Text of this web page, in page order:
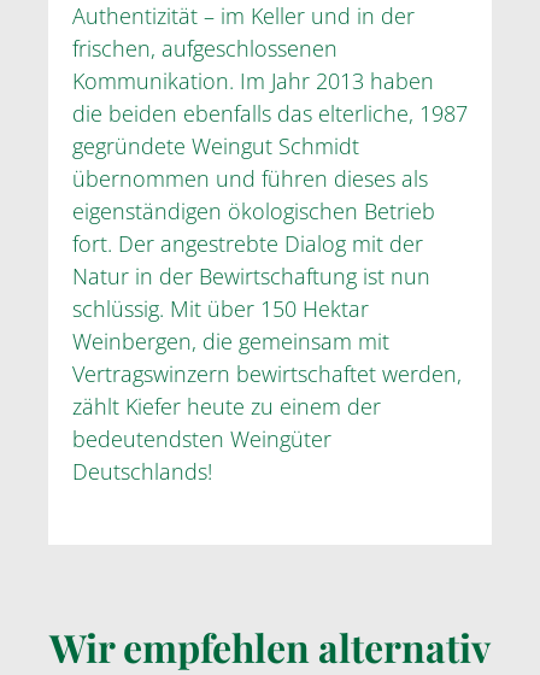
Authentizität – im Keller und in der
frischen, aufgeschlossenen
Kommunikation. Im Jahr 2013 haben
die beiden ebenfalls das elterliche, 1987
gegründete Weingut Schmidt
übernommen und führen dieses als
eigenständigen ökologischen Betrieb
fort. Der angestrebte Dialog mit der
Natur in der Bewirtschaftung ist nun
schlüssig. Mit über 150 Hektar
Weinbergen, die gemeinsam mit
Vertragswinzern bewirtschaftet werden,
zählt Kiefer heute zu einem der
bedeutendsten Weingüter
Deutschlands!
Wir empfehlen alternativ